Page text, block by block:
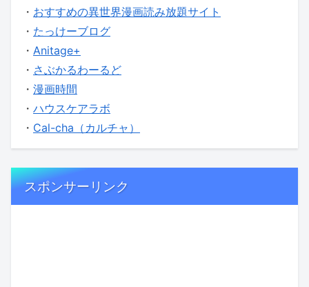
・ おすすめの異世界漫画読み放題サイト
・ たっけーブログ
・ Anitage+
・ さぶかるわーるど
・ 漫画時間
・ ハウスケアラボ
・ Cal-cha（カルチャ）
スポンサーリンク